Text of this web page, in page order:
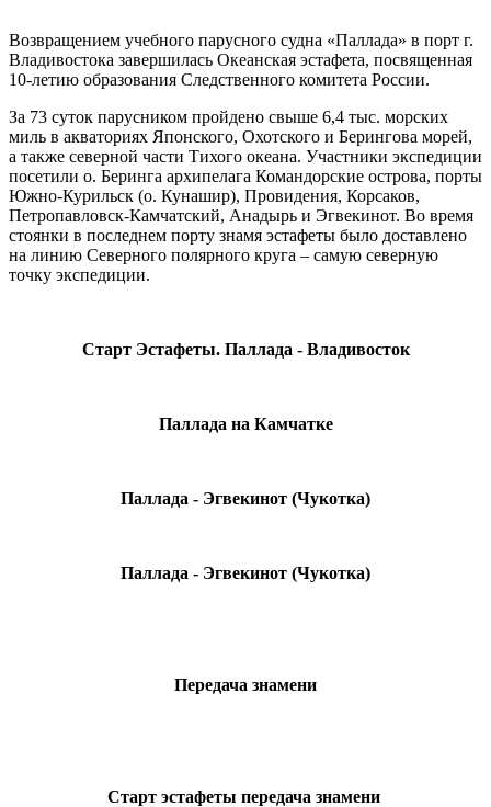
Возвращением учебного парусного судна «Паллада» в порт г.
Владивостока завершилась Океанская эстафета, посвященная
10-летию образования Следственного комитета России.
За 73 суток парусником пройдено свыше 6,4 тыс. морских
миль в акваториях Японского, Охотского и Берингова морей,
а также северной части Тихого океана. Участники экспедиции
посетили о. Беринга архипелага Командорские острова, порты
Южно-Курильск (о. Кунашир), Провидения, Корсаков,
Петропавловск-Камчатский, Анадырь и Эгвекинот. Во время
стоянки в последнем порту знамя эстафеты было доставлено
на линию Северного полярного круга – самую северную
точку экспедиции.
Старт Эстафеты. Паллада - Владивосток
Паллада на Камчатке
Паллада - Эгвекинот (Чукотка)
Паллада - Эгвекинот (Чукотка)
Передача знамени
Старт эстафеты передача знамени